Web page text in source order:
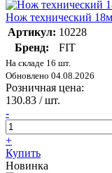
Нож технический
Артикул: 10228
Бренд:
FIT
На складе 16 шт.
Обновлено 04.08.2026
Розничная цена:
130.83 / шт.
-
+
Купить
Новинка